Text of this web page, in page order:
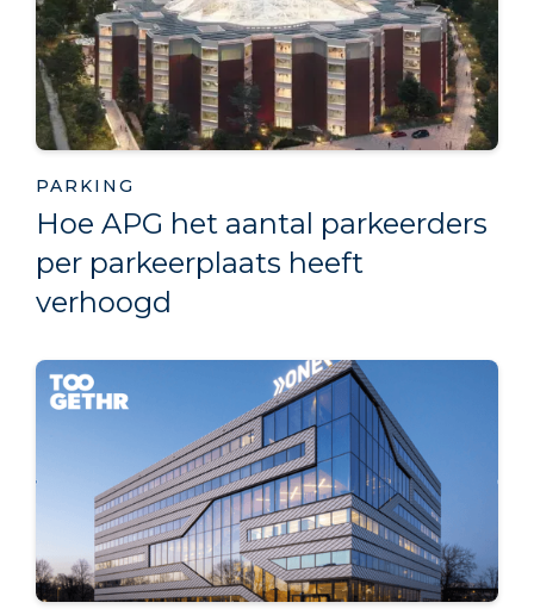
PARKING
Hoe APG het aantal parkeerders
per parkeerplaats heeft
verhoogd